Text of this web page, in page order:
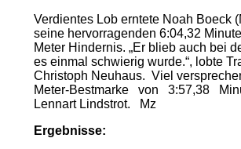
Verdientes Lob erntete Noah Boeck
seine hervorragenden 6:04,32
Meter Hindernis. „Er blieb auch bei
es einmal schwierig wurde.“, lobte
Christoph Neuhaus. Viel
Meter-Bestmarke von 3:57,38
Lennart Lindstrot. Mz
Ergebnisse: